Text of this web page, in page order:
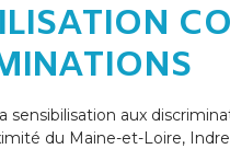
sensibilisation aux
du Maine-et-Loire,